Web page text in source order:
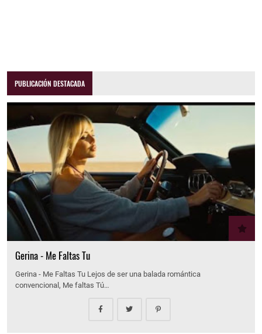
PUBLICACIÓN DESTACADA
Gerina - Me Faltas Tu
Gerina - Me Faltas Tu Lejos de ser una balada romántica
convencional, Me faltas Tú…